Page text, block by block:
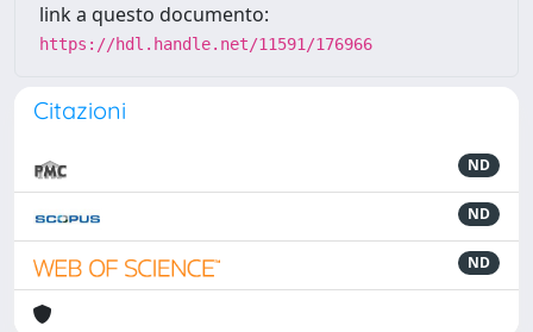
link a questo documento:
https://hdl.handle.net/11591/176966
Citazioni
ND
ND
ND